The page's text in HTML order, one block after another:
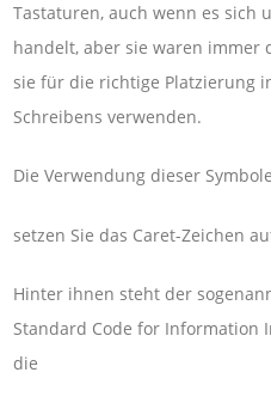
Tastaturen, auch wenn es sich
handelt, aber sie waren immer
sie für die richtige Platzierung
Schreibens verwenden.
Die Verwendung dieser
setzen Sie das Caret-Zeichen
Hinter ihnen steht der
Standard Code for Information
die